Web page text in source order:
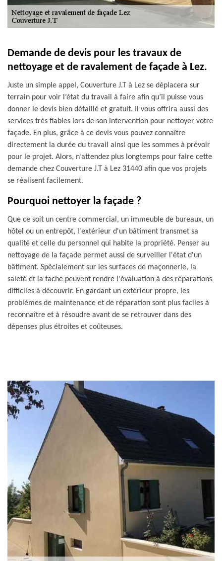
Demande de devis pour les travaux de
nettoyage et de ravalement de façade à Lez.
Juste un simple appel, Couverture J.T à Lez se déplacera sur
terrain pour voir l’état du travail à faire afin qu’il puisse vous
donner le devis bien détaillé et gratuit. Il vous offrira aussi des
services très fiables lors de son intervention pour nettoyer votre
façade. En plus, grâce à ce devis vous pouvez connaître
directement la durée du travail ainsi que les sommes à prévoir
pour le projet. Alors, n’attendez plus longtemps pour faire cette
demande chez Couverture J.T à Lez 31440 afin que vos projets
se réalisent facilement.
Pourquoi nettoyer la façade ?
Que ce soit un centre commercial, un immeuble de bureaux, un
hôtel ou un entrepôt, l'extérieur d'un bâtiment transmet sa
qualité et celle du personnel qui habite la propriété. Penser au
nettoyage de la façade permet aussi de surveiller l'état d'un
bâtiment. Spécialement sur les surfaces de maçonnerie, la
saleté et la tache peuvent rendre l'évaluation à des réparations
difficiles à découvrir. En gardant un extérieur propre, les
problèmes de maintenance et de réparation sont plus faciles à
reconnaître et à résoudre avant de se retrouver dans des
dépenses plus étroites et coûteuses.